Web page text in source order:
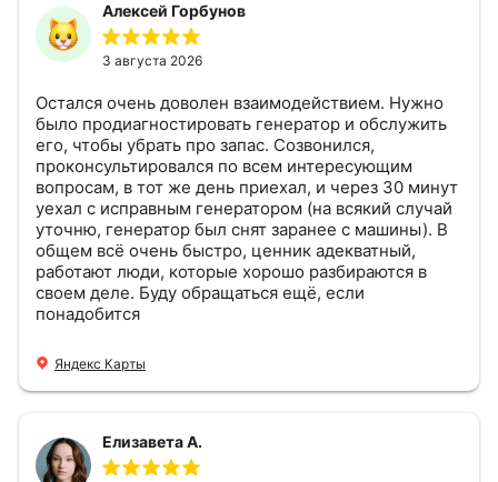
Алексей Горбунов
3 августа 2026
Остался очень доволен взаимодействием. Нужно
было продиагностировать генератор и обслужить
его, чтобы убрать про запас. Созвонился,
проконсультировался по всем интересующим
вопросам, в тот же день приехал, и через 30 минут
уехал с исправным генератором (на всякий случай
уточню, генератор был снят заранее с машины). В
общем всё очень быстро, ценник адекватный,
работают люди, которые хорошо разбираются в
своем деле. Буду обращаться ещё, если
понадобится
Яндекс Карты
Елизавета А.